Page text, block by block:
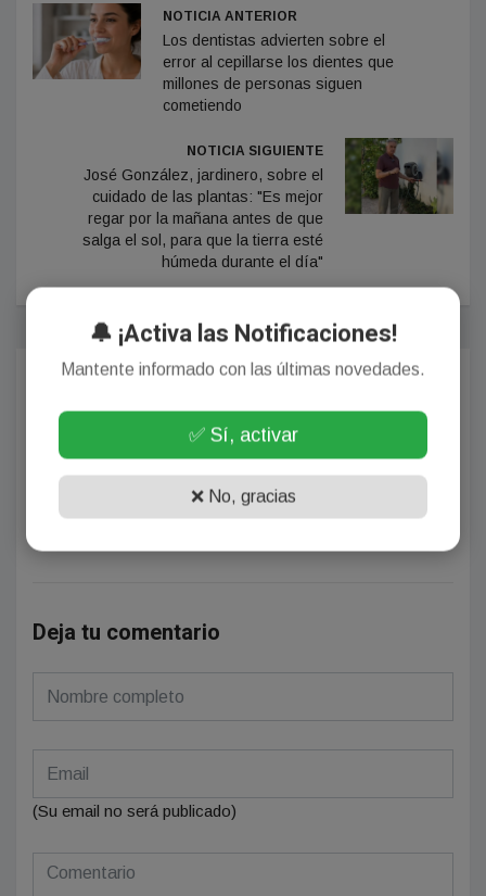
NOTICIA ANTERIOR
Los dentistas advierten sobre el
error al cepillarse los dientes que
millones de personas siguen
cometiendo
NOTICIA SIGUIENTE
José González, jardinero, sobre el
cuidado de las plantas: "Es mejor
regar por la mañana antes de que
salga el sol, para que la tierra esté
húmeda durante el día"
¡Sin comentarios aún!
Deja tu comentario
(Su email no será publicado)
🔔 ¡Activa las Notificaciones!
Mantente informado con las últimas novedades.
✅ Sí, activar
❌ No, gracias